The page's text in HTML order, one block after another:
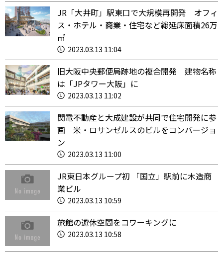
JR「大井町」駅東口で大規模再開発 オフィ
ス・ホテル・商業・住宅など総延床面積26万
㎡
2023.03.13 11:04
旧大阪中央郵便局跡地の複合開発 建物名称
は「JPタワー大阪」に
2023.03.13 11:02
関電不動産と大成建設が共同で住宅開発に参
画 米・ロサンゼルスのビルをコンバージョ
ン
2023.03.13 11:00
JR東日本グループ初 「国立」駅前に木造商
業ビル
2023.03.13 10:59
旅館の遊休空間をコワーキングに
2023.03.13 10:58